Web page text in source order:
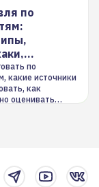
по
по
какие источники
как
оценивать